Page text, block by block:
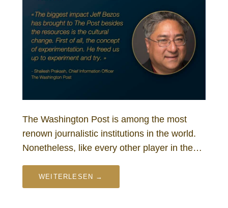
The Washington Post is among the most
renown journalistic institutions in the world.
Nonetheless, like every other player in the…
WEITERLESEN →